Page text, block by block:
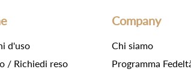
d'uso
/ Richiedi reso
Company
Chi siamo
Programma